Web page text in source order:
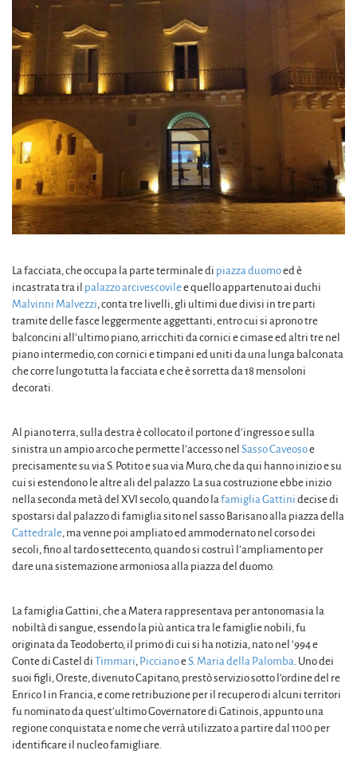
La facciata, che occupa la parte terminale di piazza duomoed è
incastrata tra il palazzo arcivescovilee quello appartenuto ai duchi
Malvinni Malvezzi, conta tre livelli, gli ultimi due divisi in tre parti
tramite delle fasce leggermente aggettanti, entro cui si aprono tre
balconcini all’ultimo piano, arricchiti da cornici e cimase ed altri tre nel
piano intermedio, con cornici e timpani ed uniti da una lunga balconata
che corre lungo tutta la facciata e che è sorretta da 18 mensoloni
decorati.
Al piano terra, sulla destra è collocato il portone d’ingresso e sulla
sinistra un ampio arco che permette l’accesso nel Sasso Caveosoe
precisamente su via S. Potito e sua via Muro, che da qui hanno inizio e su
cui si estendono le altre ali del palazzo. La sua costruzione ebbe inizio
nella seconda metà del XVI secolo, quando la famiglia Gattini decise di
spostarsi dal palazzo di famiglia sito nel sasso Barisano alla piazza della
Cattedrale, ma venne poi ampliato ed ammodernato nel corso dei
secoli, fino al tardo settecento, quando si costruì l’ampliamento per
dare una sistemazione armoniosa alla piazza del duomo.
La famiglia Gattini, che a Matera rappresentava per antonomasia la
nobiltà di sangue, essendo la più antica tra le famiglie nobili, fu
originata da Teodoberto, il primo di cui si ha notizia, nato nel ‘994 e
Conte di Castel di Timmari, PiccianoeS. Maria della Palomba . Uno dei
suoi figli, Oreste, divenuto Capitano, prestò servizio sotto l’ordine del re
Enrico I in Francia, e come retribuzione per il recupero di alcuni territori
fu nominato da quest’ultimo Governatore di Gatinois, appunto una
regione conquistata e nome che verrà utilizzato a partire dal 1100 per
identificare il nucleo famigliare.